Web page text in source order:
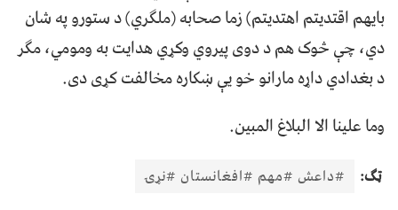
بایھم اقتدیتم اھتدیتم) زما صحابه (ملګري) د ستورو په شان
دي، چې څوک هم د دوی پيروي وکړي هدايت به ومومي، مګر
د بغدادي داړه مارانو خو يې ښکاره مخالفت کړی دی.
وما علينا الا البلاغ المبين.
ټګ: #داعش #مهم #افغانستان #نړۍ